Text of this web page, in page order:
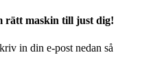
rätt maskin till just dig!
in din e-post nedan så